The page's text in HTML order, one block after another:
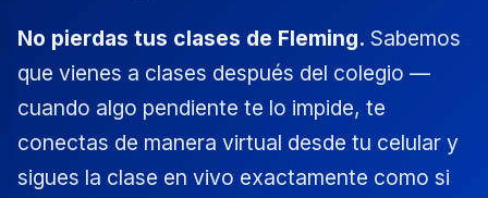
No pierdas tus clases de Fleming. Sabemos
que vienes a clases después del colegio —
cuando algo pendiente te lo impide, te
conectas de manera virtual desde tu celular y
sigues la clase en vivo exactamente como si